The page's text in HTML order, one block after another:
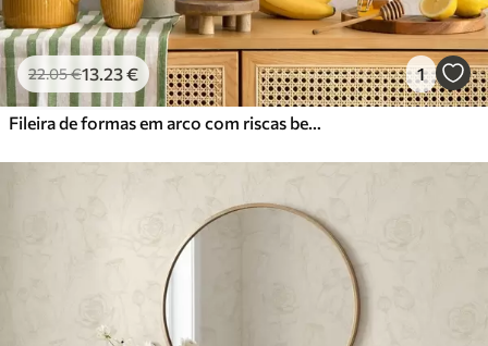
22.05€13.23€ 1
Fileira de formas em arco com riscas bege suaves, estilo retro